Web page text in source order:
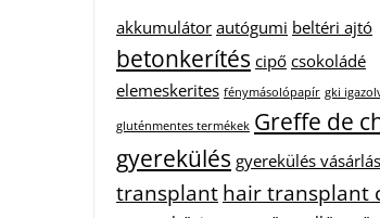
akkumulátor autógumi beltéri ajtó
betonkerítés cipő csokoládé
elemeskerites fénymásolópapír gki
gluténmentes termékek Greffe de
gyerekülés gyerekülés vásárlás
transplant hair transplant